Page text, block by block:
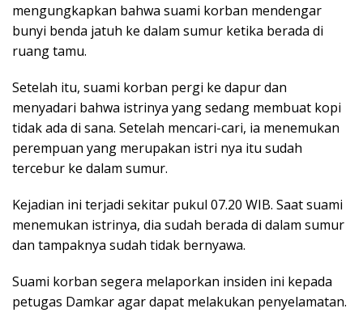
mengungkapkan bahwa suami korban mendengar
bunyi benda jatuh ke dalam sumur ketika berada di
ruang tamu.
Setelah itu, suami korban pergi ke dapur dan
menyadari bahwa istrinya yang sedang membuat kopi
tidak ada di sana. Setelah mencari-cari, ia menemukan
perempuan yang merupakan istri nya itu sudah
tercebur ke dalam sumur.
Kejadian ini terjadi sekitar pukul 07.20 WIB. Saat suami
menemukan istrinya, dia sudah berada di dalam sumur
dan tampaknya sudah tidak bernyawa.
Suami korban segera melaporkan insiden ini kepada
petugas Damkar agar dapat melakukan penyelamatan.